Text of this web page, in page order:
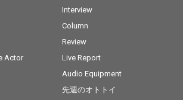
Actor
Interview
Column
Review
Live Report
Audio Equipment
先週のオトトイ